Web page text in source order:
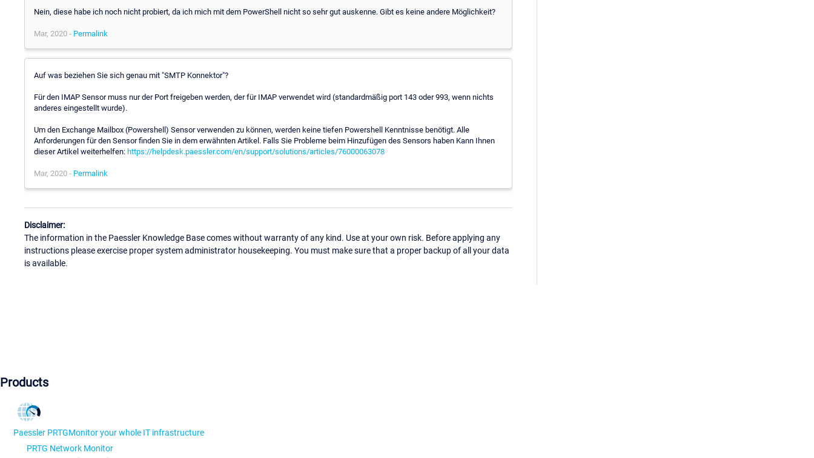
Nein, diese habe ich noch nicht probiert, da ich mich mit dem PowerShell nicht so sehr gut auskenne. Gibt es keine andere Möglichkeit?
Mar, 2020 - Permalink
Auf was beziehen Sie sich genau mit "SMTP Konnektor"?
Für den IMAP Sensor muss nur der Port freigeben werden, der für IMAP verwendet wird (standardmäßig port 143 oder 993, wenn nichts
anderes eingestellt wurde).
Um den Exchange Mailbox (Powershell) Sensor verwenden zu können, werden keine tiefen Powershell Kenntnisse benötigt. Alle
Anforderungen für den Sensor finden Sie in dem erwähnten Artikel. Falls Sie Probleme beim Hinzufügen des Sensors haben Kann Ihnen
dieser Artikel weiterhelfen: https://helpdesk.paessler.com/en/support/solutions/articles/76000063078
Mar, 2020 - Permalink
Disclaimer:
The information in the Paessler Knowledge Base comes without warranty of any kind. Use at your own risk. Before applying any
instructions please exercise proper system administrator housekeeping. You must make sure that a proper backup of all your data
is available.
Products
Paessler PRTGMonitor your whole IT infrastructure
PRTG Network Monitor